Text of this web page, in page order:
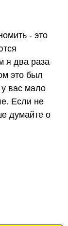
- это
я два раза
это был
вас мало
Если не
думайте о